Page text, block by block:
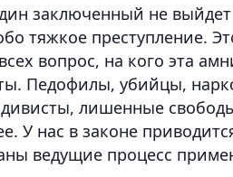
заключенный не
тяжкое преступление.
вопрос, на кого эта
Педофилы, убийцы,
лишенные
У нас в законе
ведущие процесс